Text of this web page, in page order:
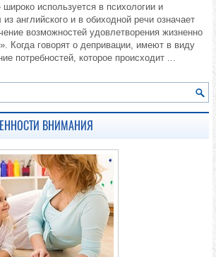
используется в психологии и
английского и в обиходной речи означает
возможностей удовлетворения жизненно
Когда говорят о депривации, имеют в виду
потребностей, которое происходит ...
ВНИМАНИЯ